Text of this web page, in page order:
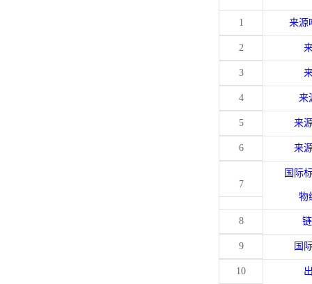
1 来源
2
3
4 来
5 来
6 来
7
国际
物
8
9 国
10